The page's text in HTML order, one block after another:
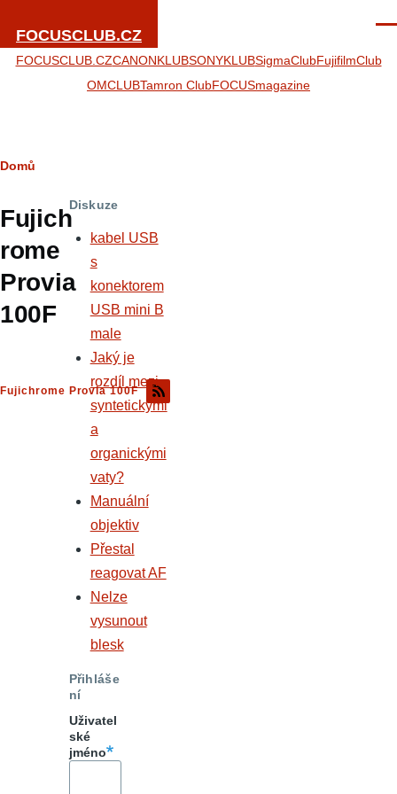
FOCUSCLUB.CZ
FOCUSCLUB.CZCANONKLUBSONYKLUBSigmaClubFujifilmClub
OMCLUBTamron ClubFOCUSmagazine
Drobečková
navigace
Domů
Fujich
rome
Provia
100F
Fujichrome Provia 100F
Diskuze
kabel USB
s
konektorem
USB mini B
male
Jaký je
rozdíl mezi
syntetickými
a
organickými
vaty?
Manuální
objektiv
Přestal
reagovat AF
Nelze
vysunout
blesk
Přihláše
ní
Uživatel
ské
jméno